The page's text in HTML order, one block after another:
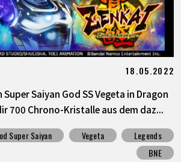
18.05.2022
Saiyan God SS Vegeta in Dragon
700 Chrono-Kristalle aus dem daz...
Super Saiyan Vegeta
Legends
BNE